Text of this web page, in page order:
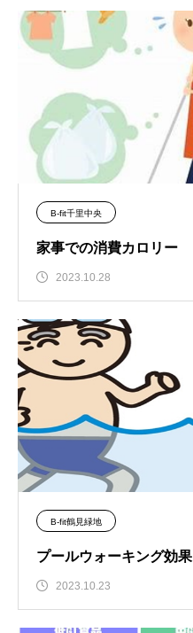
B-fit千里中央
家事での消費カロリー
2023.10.28
B-fit鶴見緑地
プールウォーキング効果
2023.10.23